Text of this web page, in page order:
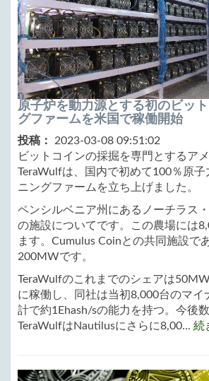
原子炉を動力源とする初のビッ
グファームを米国で稼働開始
投稿：
2023-03-08 09:51:02
ビットコインの採掘を専門とするア
TeraWulfは、国内で初めて100％原子
ニングファームを立ち上げました。
ペンシルベニア州にあるノーチラス
の施設についてです。この農場には
ます。Cumulus Coinとの共同施設で
200MWです。
TeraWulfのこれまでのシェアは
に稼働し、同社は当初8,000台のマイ
計で約1Ehash/sの能力を持つ。今後数
TeraWulfはNautilusにさらに8,00... 続